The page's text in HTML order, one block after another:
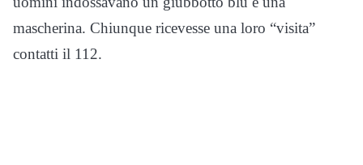
mascherina. Chiunque ricevesse una loro “visita”
contatti il 112.